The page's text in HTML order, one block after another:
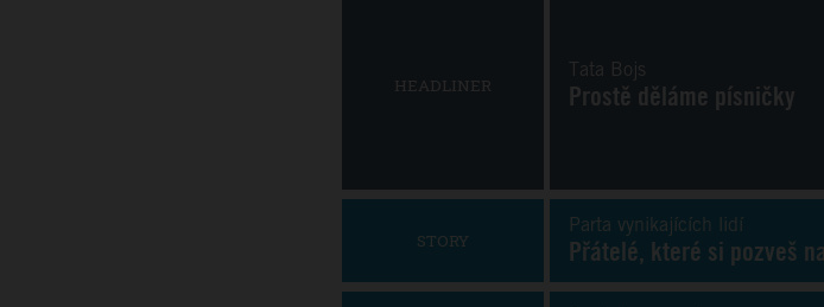
HEADLINER
Tata Bojs
Prostě děláme písničky
STORY
Parta vynikajících lidí
Přátelé, které si pozveš